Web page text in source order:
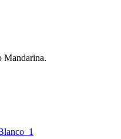
Mandarina.